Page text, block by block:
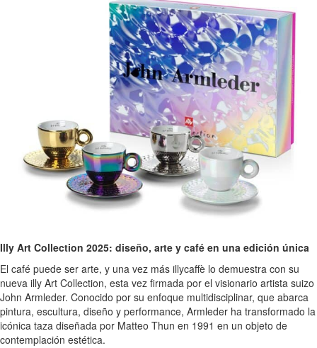
Illy Art Collection 2025: diseño, arte y café en una edición única
El café puede ser arte, y una vez más illycaffè lo demuestra con su
nueva illy Art Collection, esta vez firmada por el visionario artista suizo
John Armleder. Conocido por su enfoque multidisciplinar, que abarca
pintura, escultura, diseño y performance, Armleder ha transformado la
icónica taza diseñada por Matteo Thun en 1991 en un objeto de
contemplación estética.